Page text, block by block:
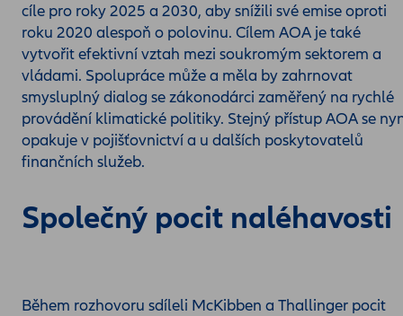
cíle pro roky 2025 a 2030, aby snížili své emise oproti
roku 2020 alespoň o polovinu. Cílem AOA je také
vytvořit efektivní vztah mezi soukromým sektorem a
vládami. Spolupráce může a měla by zahrnovat
smysluplný dialog se zákonodárci zaměřený na rychlé
provádění klimatické politiky. Stejný přístup AOA se
opakuje v pojišťovnictví a u dalších poskytovatelů
finančních služeb.
Společný pocit naléhavosti
Během rozhovoru sdíleli McKibben a Thallinger pocit